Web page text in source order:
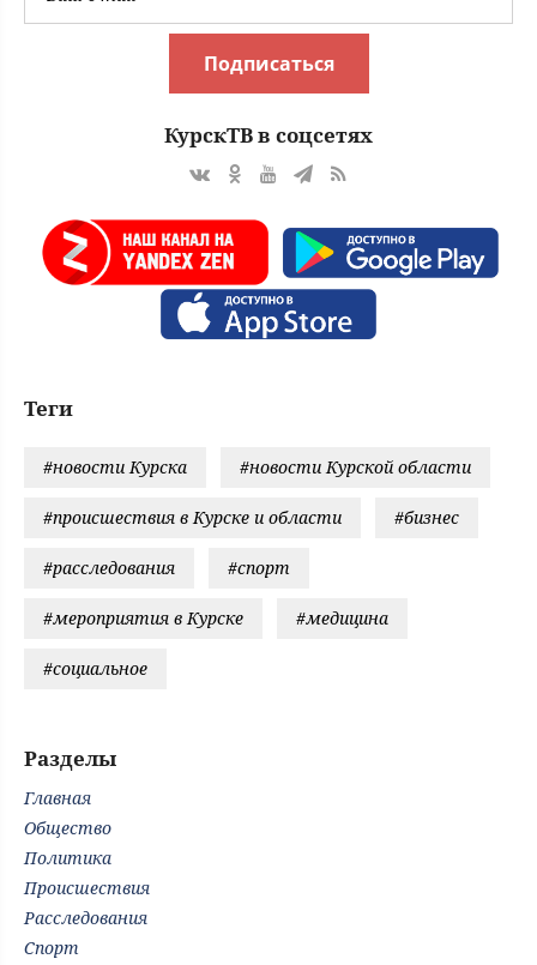
Подписаться
КурскТВ в соцсетях
Теги
#новости Курска #новости Курской области
#происшествия в Курске и области #бизнес
#расследования #спорт
#мероприятия в Курске #медицина
#социальное
Разделы
Главная
Общество
Политика
Происшествия
Расследования
Спорт